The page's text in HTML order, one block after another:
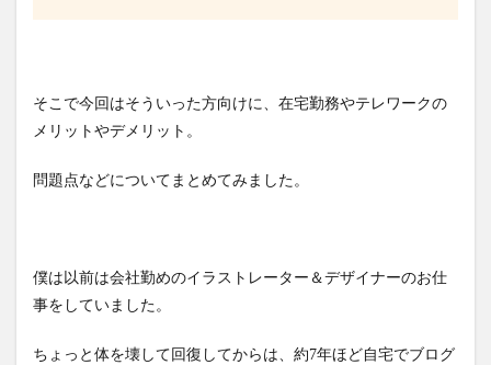
そこで今回はそういった方向けに、在宅勤務やテレワークの
メリットやデメリット。
問題点などについてまとめてみました。
僕は以前は会社勤めのイラストレーター＆デザイナーのお仕
事をしていました。
ちょっと体を壊して回復してからは、約7年ほど自宅でブログ